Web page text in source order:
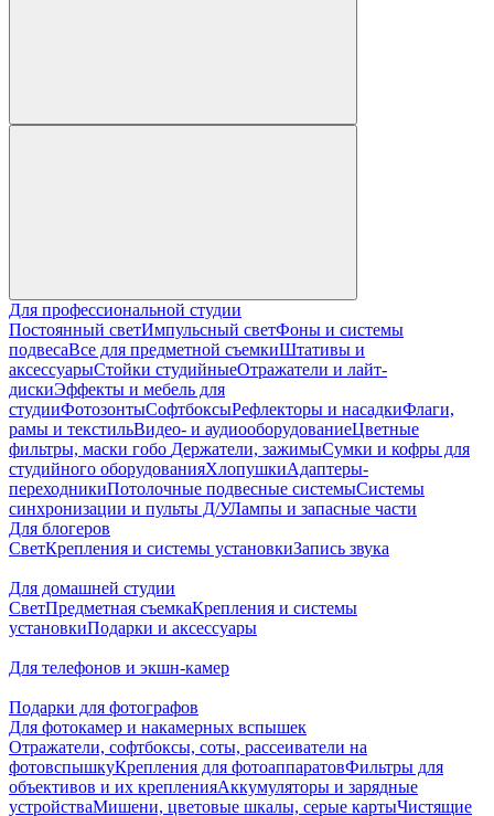
Для профессиональной студии
Постоянный светИмпульсный светФоны и системы
подвесаВсе для предметной съемкиШтативы и
аксессуарыСтойки студийныеОтражатели и лайт-
дискиЭффекты и мебель для
студииФотозонтыСофтбоксыРефлекторы и насадкиФлаги,
рамы и текстильВидео- и аудиооборудованиеЦветные
фильтры, маски гобо Держатели, зажимыСумки и кофры для
студийного оборудованияХлопушкиАдаптеры-
переходникиПотолочные подвесные системыСистемы
синхронизации и пульты Д/УЛампы и запасные части
Для блогеров
СветКрепления и системы установкиЗапись звука
Для домашней студии
СветПредметная съемкаКрепления и системы
установкиПодарки и аксессуары
Для телефонов и экшн-камер
Подарки для фотографов
Для фотокамер и накамерных вспышек
Отражатели, софтбоксы, соты, рассеиватели на
фотовспышкуКрепления для фотоаппаратовФильтры для
объективов и их крепленияАккумуляторы и зарядные
устройстваМишени, цветовые шкалы, серые картыЧистящие